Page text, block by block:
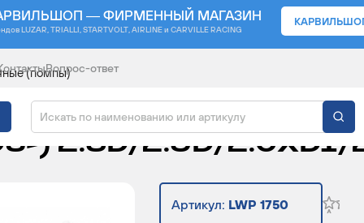
— ФИРМЕННЫЙ МАГАЗИН
LUZAR, TRIALLI, STARTVOLT, AIRLINE и CARVILLE RACING
Вопрос-ответ
(помпы)
АВТОМОБИЛЕЙ
) 2.3D/2.9D/
Артикул: LWP 1750